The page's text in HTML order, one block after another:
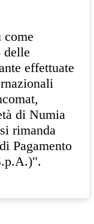
come
delle
effettuate
di Numia
rimanda
Pagamento